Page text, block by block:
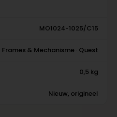
MO1024-1025/C15
Frames & Mechanisme · Quest
0,5 kg
Nieuw, origineel